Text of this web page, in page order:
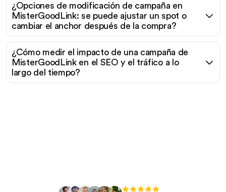
¿Opciones de modificación de campaña en
MisterGoodLink: se puede ajustar un spot o
cambiar el anchor después de la compra?
¿Cómo medir el impacto de una campaña de
MisterGoodLink en el SEO y el tráfico a lo
largo del tiempo?